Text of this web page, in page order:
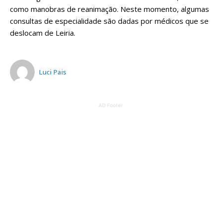
como manobras de reanimação. Neste momento, algumas
consultas de especialidade são dadas por médicos que se
deslocam de Leiria.
Luci Pais
AD Footer